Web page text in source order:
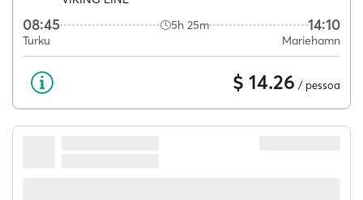
08:45 5h 25m 14:10
Turku Mariehamn
$ 14.26 / pessoa